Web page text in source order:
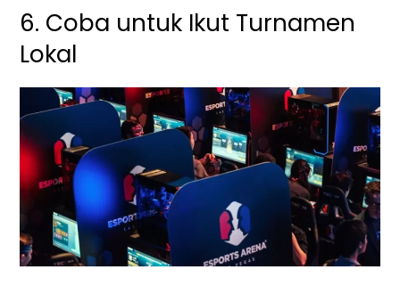
6. Coba untuk Ikut Turnamen
Lokal